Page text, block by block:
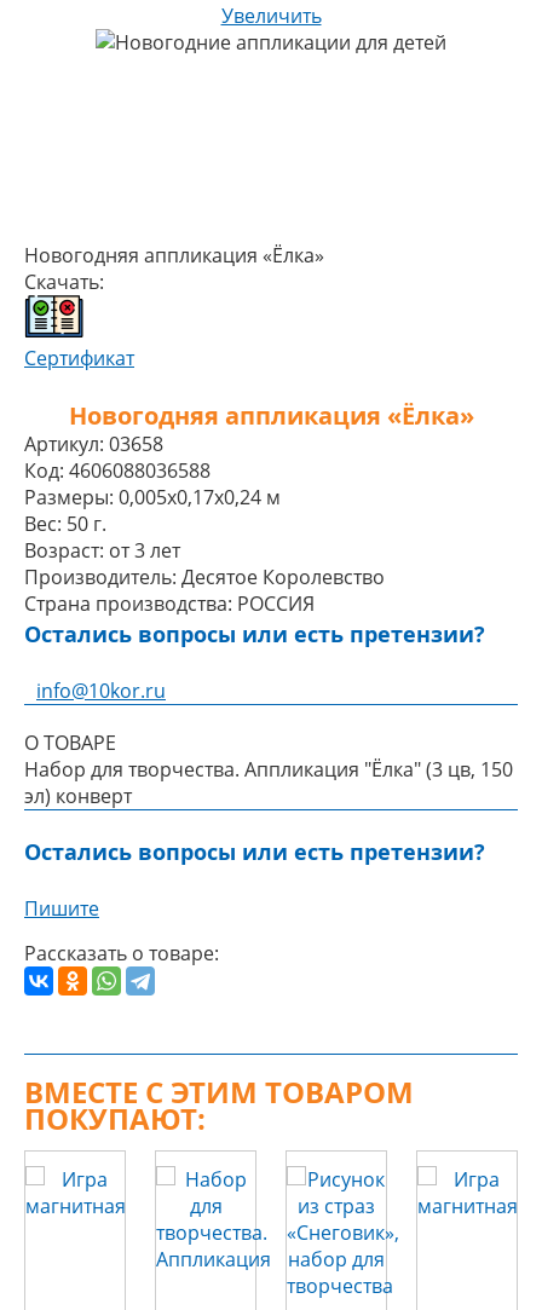
Увеличить
Новогодняя аппликация «Ёлка»
Скачать:
Сертификат
Новогодняя аппликация «Ёлка»
Артикул: 03658
Код: 4606088036588
Размеры: 0,005x0,17x0,24 м
Вес: 50 г.
Возраст: от 3 лет
Производитель: Десятое Королевство
Страна производства: РОССИЯ
Остались вопросы или есть претензии?
info@10kor.ru
О ТОВАРЕ
Набор для творчества. Аппликация "Ёлка" (3 цв, 150
эл) конверт
Остались вопросы или есть претензии?
Пишите
Рассказать о товаре:
ВМЕСТЕ С ЭТИМ ТОВАРОМ
ПОКУПАЮТ: